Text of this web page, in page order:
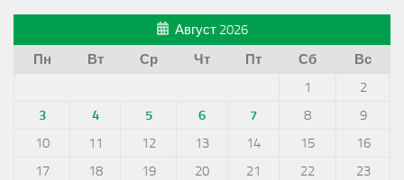
Август 2026
Пн
Вт Ср Чт Пт Сб
Вс
1
2
3
4 5 6 7 8
9
10
11 12 13 14 15
16
17
18 19 20 21 22
23